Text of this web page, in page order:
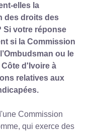
elles la
des droits des
Si votre réponse
si la Commission
ou le
d'Ivoire à
relatives aux
Commission
qui exerce des